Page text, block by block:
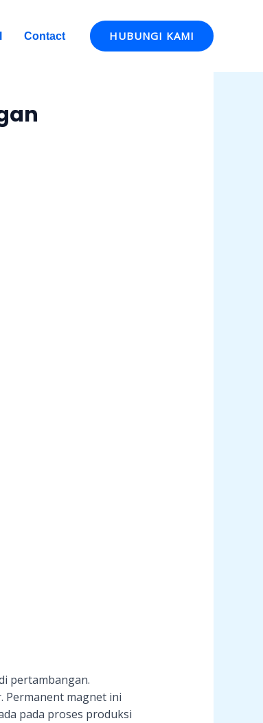
Contact HUBUNGI KAMI
pertambangan.
Permanent magnet ini
pada proses produksi